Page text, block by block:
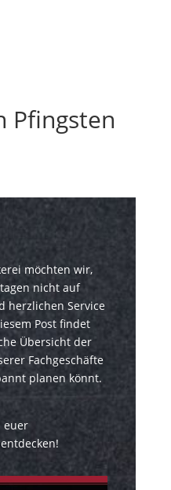
Pfingsten
möchten wir,
nicht auf
herzlichen Service
Post findet
Übersicht der
Fachgeschäfte
planen könnt.
euer